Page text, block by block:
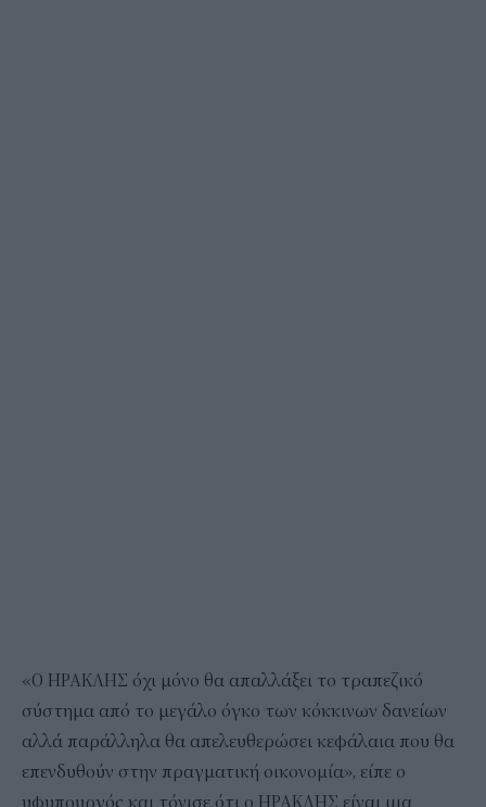
«Ο ΗΡΑΚΛΗΣ όχι μόνο θα απαλλάξει το τραπεζικό
σύστημα από το μεγάλο όγκο των κόκκινων δανείων
αλλά παράλληλα θα απελευθερώσει κεφάλαια που θα
επενδυθούν στην πραγματική οικονομία», είπε ο
υφυπουργός και τόνισε ότι ο ΗΡΑΚΛΗΣ είναι μια